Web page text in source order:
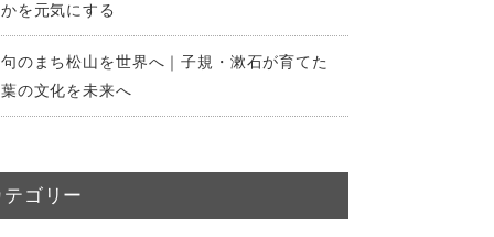
を元気にする
のまち松山を世界へ｜子規・漱石が育てた
の文化を未来へ
テゴリー